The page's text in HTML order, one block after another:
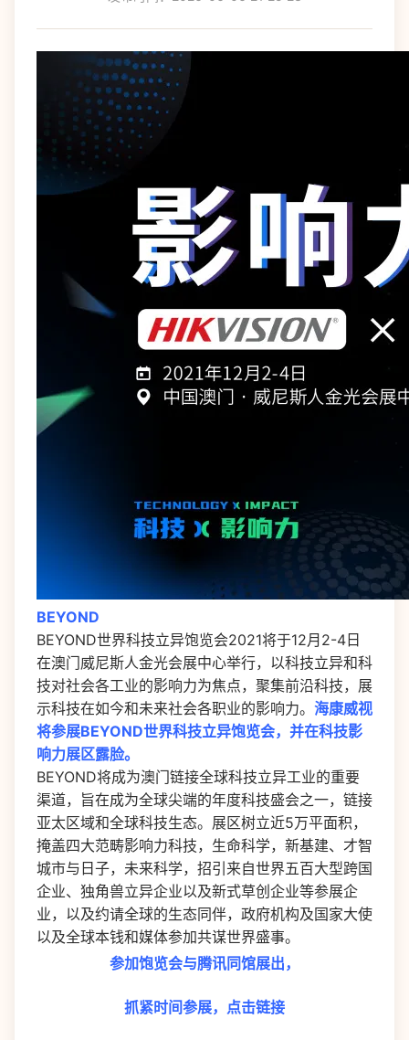
BEYOND
BEYOND世界科技立异饱览会2021将于12月2-4日
在澳门威尼斯人金光会展中心举行，以科技立异和科
技对社会各工业的影响力为焦点，聚集前沿科技，展
示科技在如今和未来社会各职业的影响力。 海康威视
将参展BEYOND世界科技立异饱览会，并在科技影
响力展区露脸。
BEYOND将成为澳门链接全球科技立异工业的重要
渠道，旨在成为全球尖端的年度科技盛会之一，链接
亚太区域和全球科技生态。展区树立近5万平面积，
掩盖四大范畴影响力科技，生命科学，新基建、才智
城市与日子，未来科学，招引来自世界五百大型跨国
企业、独角兽立异企业以及新式草创企业等参展企
业，以及约请全球的生态同伴，政府机构及国家大使
以及全球本钱和媒体参加共谋世界盛事。
参加饱览会与腾讯同馆展出，
抓紧时间参展，点击链接